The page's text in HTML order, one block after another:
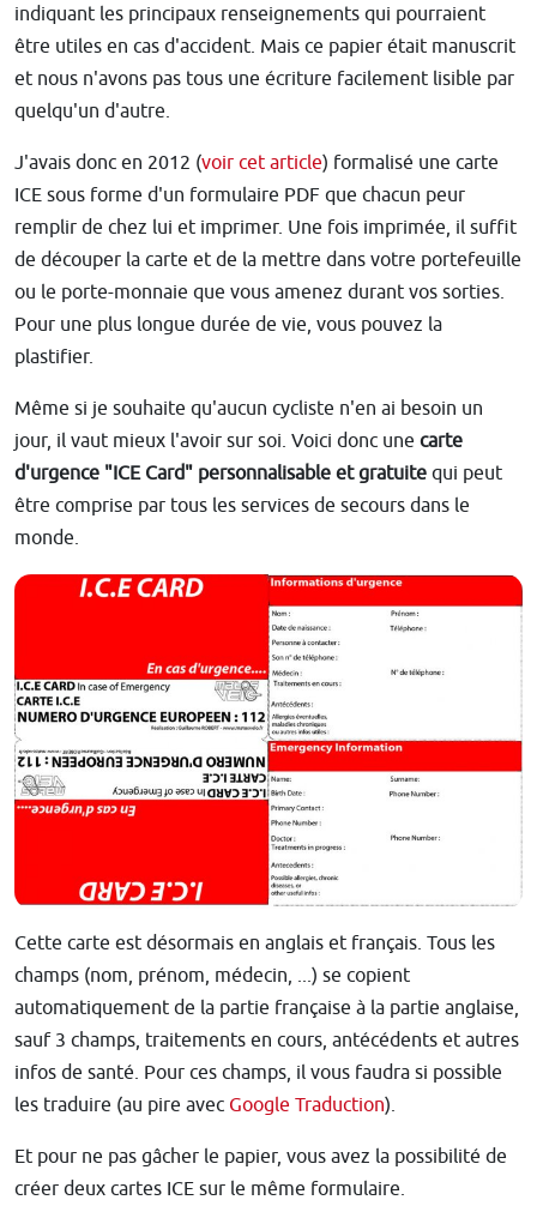
indiquant les principaux renseignements qui pourraient
être utiles en cas d'accident. Mais ce papier était manuscrit
et nous n'avons pas tous une écriture facilement lisible par
quelqu'un d'autre.
J'avais donc en 2012 (voir cet article) formalisé une carte
ICE sous forme d'un formulaire PDF que chacun peur
remplir de chez lui et imprimer. Une fois imprimée, il suffit
de découper la carte et de la mettre dans votre portefeuille
ou le porte-monnaie que vous amenez durant vos sorties.
Pour une plus longue durée de vie, vous pouvez la
plastifier.
Même si je souhaite qu'aucun cycliste n'en ai besoin un
jour, il vaut mieux l'avoir sur soi. Voici donc une carte
d'urgence "ICE Card" personnalisable et gratuite qui peut
être comprise par tous les services de secours dans le
monde.
Cette carte est désormais en anglais et français. Tous les
champs (nom, prénom, médecin, ...) se copient
automatiquement de la partie française à la partie anglaise,
sauf 3 champs, traitements en cours, antécédents et autres
infos de santé. Pour ces champs, il vous faudra si possible
les traduire (au pire avec Google Traduction).
Et pour ne pas gâcher le papier, vous avez la possibilité de
créer deux cartes ICE sur le même formulaire.